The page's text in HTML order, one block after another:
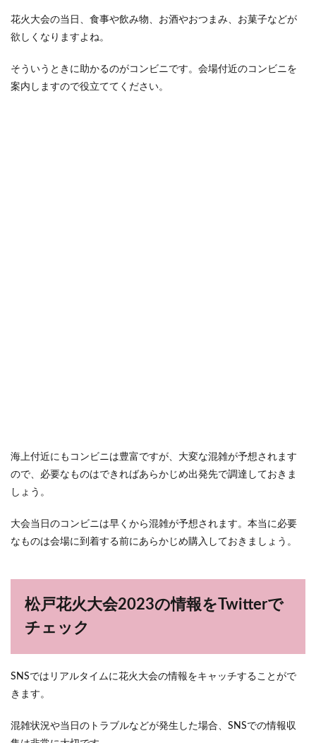
花火大会の当日、食事や飲み物、お酒やおつまみ、お菓子などが
欲しくなりますよね。
そういうときに助かるのがコンビニです。会場付近のコンビニを
案内しますので役立ててください。
海上付近にもコンビニは豊富ですが、大変な混雑が予想されます
ので、必要なものはできればあらかじめ出発先で調達しておきま
しょう。
大会当日のコンビニは早くから混雑が予想されます。本当に必要
なものは会場に到着する前にあらかじめ購入しておきましょう。
松戸花火大会2023の情報をTwitterで
チェック
SNSではリアルタイムに花火大会の情報をキャッチすることがで
きます。
混雑状況や当日のトラブルなどが発生した場合、SNSでの情報収